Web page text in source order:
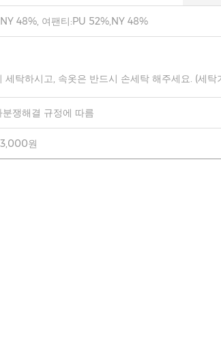
48%, 여팬티:PU 52%,NY 48%
세탁하시고, 속옷은 반드시 손세탁 해주세요. (세
쟁해결 규정에 따름
원